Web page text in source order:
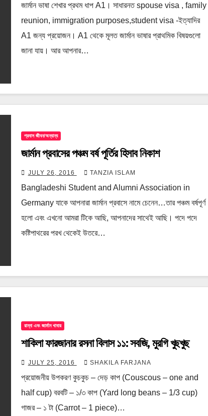
জার্মান ভাষা শেখার প্রথম ধাপ A1। সাধারনত spouse visa , family
reunion, immigration purposes,student visa -ইত্যাদির
A1 জন্য প্রয়োজন। A1 থেকে মূলত জার্মান ভাষার প্রাথমিক বিষয়গুলো
জানা যায়। আর আপনার…
প্রবাস জীবন/অন্যান্য
জার্মান প্রবাসের পঞ্চম বর্ষ পূর্তির হিসাব নিকাশ
JULY 26, 2016 TANZIA ISLAM
Bangladeshi Student and Alumni Association in
Germany যাকে আপনারা জার্মান প্রবাসে নামে চেনেন…তার পঞ্চম বর্ষপূর্ণ
হলো এবং এখনো আমরা টিকে আছি, আপনাদের সাথেই আছি। পদে পদে
কষ্টিপাথরের পরখ থেকেই উতরে…
রান্না এবং জার্মান খাবার
শাকিলা ফারজানার রসনা বিলাস ১১: সবজি, মুরগি খুছখুছ
JULY 25, 2016 SHAKILA FARJANA
প্রয়োজনীয় উপকরণ কুচকুচ – দেড় কাপ (Couscous – one and
half cup) বরবটি – ১/৩ কাপ (Yard long beans – 1/3 cup)
গাজর – ১ টা (Carrot – 1 piece)…